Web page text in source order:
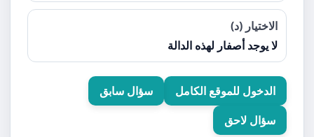
الاختيار (د)
لا يوجد أصفار لهذه الدالة
الدخول للموقع الكامل
سؤال سابق
سؤال لاحق